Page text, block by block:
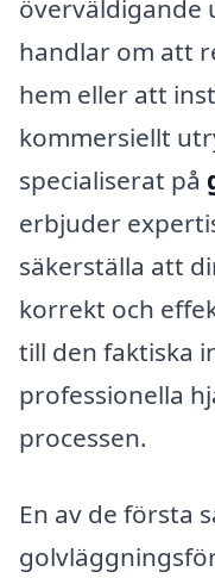
överväldigande
handlar om att
hem eller att
kommersiellt
specialiserat på
erbjuder
säkerställa att
korrekt och
till den faktiska
professionella
processen.
En av de första